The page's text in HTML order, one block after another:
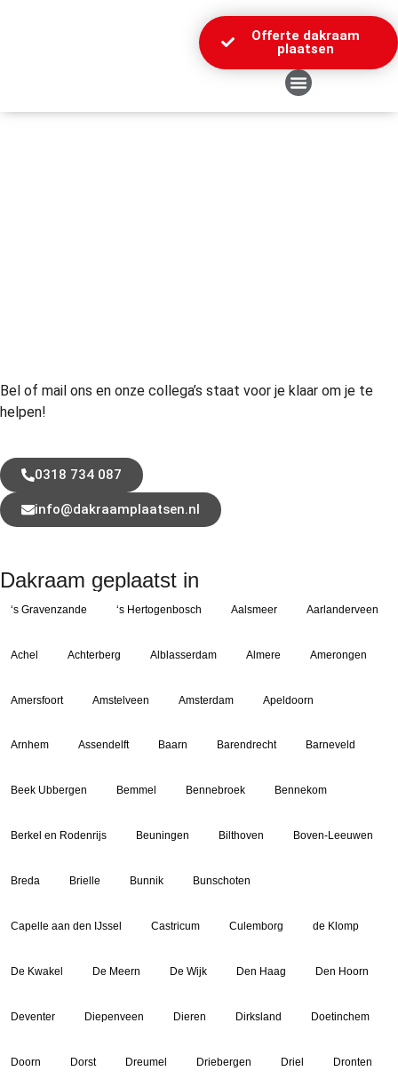
Offerte dakraam
plaatsen
Bel of mail ons en onze collega’s staat voor je klaar om je te
helpen!
0318 734 087
info@dakraamplaatsen.nl
Dakraam geplaatst in
‘s Gravenzande ‘s Hertogenbosch Aalsmeer Aarlanderveen
Achel Achterberg Alblasserdam Almere Amerongen
Amersfoort Amstelveen Amsterdam Apeldoorn
Arnhem Assendelft Baarn Barendrecht Barneveld
Beek Ubbergen Bemmel Bennebroek Bennekom
Berkel en Rodenrijs Beuningen Bilthoven Boven-Leeuwen
Breda Brielle Bunnik Bunschoten
Capelle aan den IJssel Castricum Culemborg de Klomp
De Kwakel De Meern De Wijk Den Haag Den Hoorn
Deventer Diepenveen Dieren Dirksland Doetinchem
Doorn Dorst Dreumel Driebergen Driel Dronten